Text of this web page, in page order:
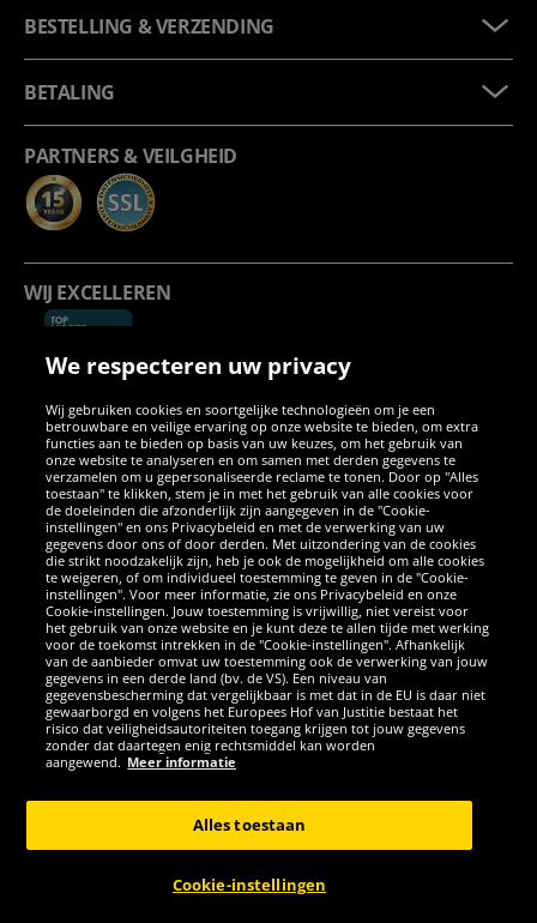
BESTELLING & VERZENDING
BETALING
PARTNERS & VEILGHEID
WIJ EXCELLEREN
SOCIALE MEDIA
FacebookInstagram
WhatsApp
TikTokTwitterYouTube
APPS
GER - Alle rechten voorbehouden
*Alle prijzen incl. wettelijke btw excl. verzendingskosten en eventueel
kosten voor levering ter plaatse, tenzij anderszins beschreven. 1Huidige
of eerdere aanbevolen verkoopprijs van de fabrikant inclusief btw
We respecteren uw privacy
Wij gebruiken cookies en soortgelijke technologieën om je een
betrouwbare en veilige ervaring op onze website te bieden, om extra
functies aan te bieden op basis van uw keuzes, om het gebruik van
onze website te analyseren en om samen met derden gegevens te
verzamelen om u gepersonaliseerde reclame te tonen. Door op "Alles
toestaan" te klikken, stem je in met het gebruik van alle cookies voor
de doeleinden die afzonderlijk zijn aangegeven in de "Cookie-
instellingen" en ons Privacybeleid en met de verwerking van uw
gegevens door ons of door derden. Met uitzondering van de cookies
die strikt noodzakelijk zijn, heb je ook de mogelijkheid om alle cookies
te weigeren, of om individueel toestemming te geven in de "Cookie-
instellingen". Voor meer informatie, zie ons Privacybeleid en onze
Cookie-instellingen. Jouw toestemming is vrijwillig, niet vereist voor
het gebruik van onze website en je kunt deze te allen tijde met werking
voor de toekomst intrekken in de "Cookie-instellingen". Afhankelijk
van de aanbieder omvat uw toestemming ook de verwerking van jouw
gegevens in een derde land (bv. de VS). Een niveau van
gegevensbescherming dat vergelijkbaar is met dat in de EU is daar niet
gewaarborgd en volgens het Europees Hof van Justitie bestaat het
risico dat veiligheidsautoriteiten toegang krijgen tot jouw gegevens
zonder dat daartegen enig rechtsmiddel kan worden
aangewend. Meer informatie
Cookie-instellingen
Alles toestaan